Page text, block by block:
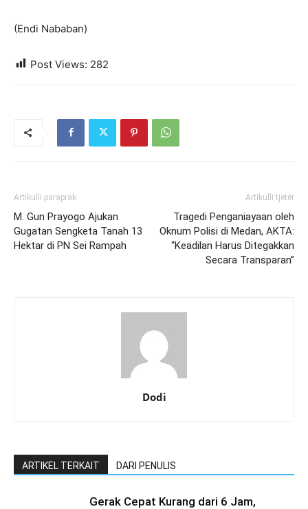
(Endi Nababan)
Post Views: 282
Artikulli paraprak
M. Gun Prayogo Ajukan
Gugatan Sengketa Tanah 13
Hektar di PN Sei Rampah
Artikulli tjetër
Tragedi Penganiayaan oleh
Oknum Polisi di Medan, AKTA:
“Keadilan Harus Ditegakkan
Secara Transparan”
Dodi
ARTIKEL TERKAIT DARI PENULIS
Gerak Cepat Kurang dari 6 Jam,